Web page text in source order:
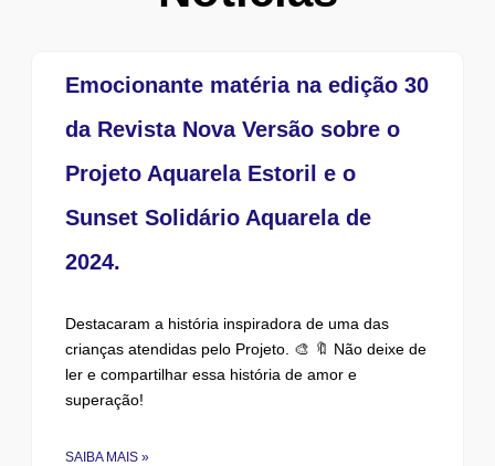
Emocionante matéria na edição 30
da Revista Nova Versão sobre o
Projeto Aquarela Estoril e o
Sunset Solidário Aquarela de
2024.
Destacaram a história inspiradora de uma das
crianças atendidas pelo Projeto. 🎨 🔖 Não deixe de
ler e compartilhar essa história de amor e
superação!
SAIBA MAIS »